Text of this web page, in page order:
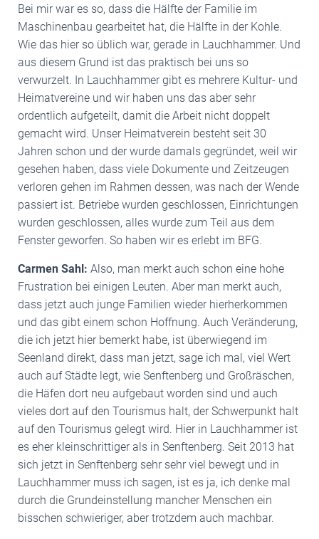
Bei mir war es so, dass die Hälfte der Familie im
Maschinenbau gearbeitet hat, die Hälfte in der Kohle.
Wie das hier so üblich war, gerade in Lauchhammer. Und
aus diesem Grund ist das praktisch bei uns so
verwurzelt. In Lauchhammer gibt es mehrere Kultur- und
Heimatvereine und wir haben uns das aber sehr
ordentlich aufgeteilt, damit die Arbeit nicht doppelt
gemacht wird. Unser Heimatverein besteht seit 30
Jahren schon und der wurde damals gegründet, weil wir
gesehen haben, dass viele Dokumente und Zeitzeugen
verloren gehen im Rahmen dessen, was nach der Wende
passiert ist. Betriebe wurden geschlossen, Einrichtungen
wurden geschlossen, alles wurde zum Teil aus dem
Fenster geworfen. So haben wir es erlebt im BFG.
Carmen Sahl: Also, man merkt auch schon eine hohe
Frustration bei einigen Leuten. Aber man merkt auch,
dass jetzt auch junge Familien wieder hierherkommen
und das gibt einem schon Hoffnung. Auch Veränderung,
die ich jetzt hier bemerkt habe, ist überwiegend im
Seenland direkt, dass man jetzt, sage ich mal, viel Wert
auch auf Städte legt, wie Senftenberg und Großräschen,
die Häfen dort neu aufgebaut worden sind und auch
vieles dort auf den Tourismus halt, der Schwerpunkt halt
auf den Tourismus gelegt wird. Hier in Lauchhammer ist
es eher kleinschrittiger als in Senftenberg. Seit 2013 hat
sich jetzt in Senftenberg sehr sehr viel bewegt und in
Lauchhammer muss ich sagen, ist es ja, ich denke mal
durch die Grundeinstellung mancher Menschen ein
bisschen schwieriger, aber trotzdem auch machbar.